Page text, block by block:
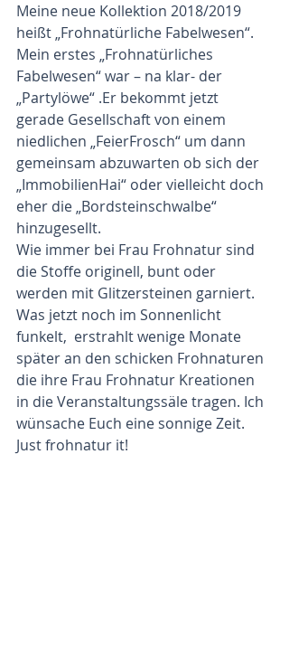
Meine neue Kollektion 2018/2019
heißt „Frohnatürliche Fabelwesen“.
Mein erstes „Frohnatürliches
Fabelwesen“ war – na klar- der
„Partylöwe“ .Er bekommt jetzt
gerade Gesellschaft von einem
niedlichen „FeierFrosch“ um dann
gemeinsam abzuwarten ob sich der
„ImmobilienHai“ oder vielleicht doch
eher die „Bordsteinschwalbe“
hinzugesellt.
Wie immer bei Frau Frohnatur sind
die Stoffe originell, bunt oder
werden mit Glitzersteinen garniert.
Was jetzt noch im Sonnenlicht
funkelt,  erstrahlt wenige Monate
später an den schicken Frohnaturen
die ihre Frau Frohnatur Kreationen
in die Veranstaltungssäle tragen. Ich
wünsache Euch eine sonnige Zeit.
Just frohnatur it!